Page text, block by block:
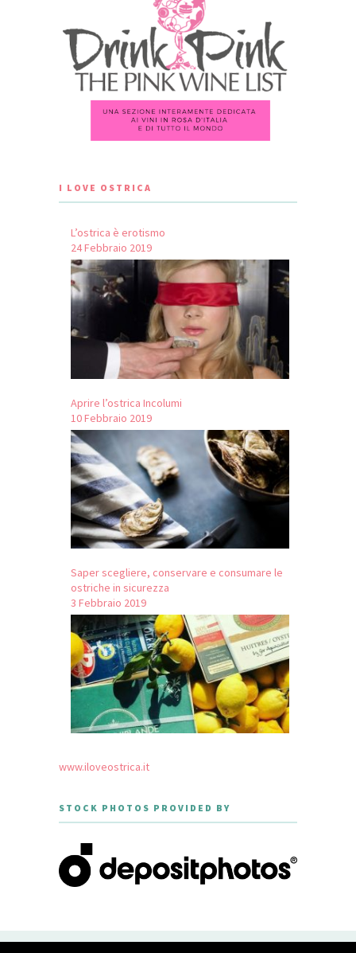
I LOVE OSTRICA
L’ostrica è erotismo
24 Febbraio 2019
Aprire l’ostrica Incolumi
10 Febbraio 2019
Saper scegliere, conservare e consumare le
ostriche in sicurezza
3 Febbraio 2019
www.iloveostrica.it
STOCK PHOTOS PROVIDED BY